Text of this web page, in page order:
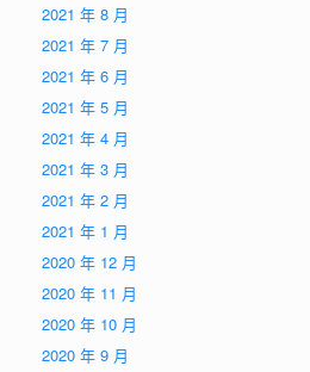
2021 年 8 月
2021 年 7 月
2021 年 6 月
2021 年 5 月
2021 年 4 月
2021 年 3 月
2021 年 2 月
2021 年 1 月
2020 年 12 月
2020 年 11 月
2020 年 10 月
2020 年 9 月